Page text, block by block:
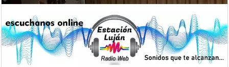
La 5° edición del festival de cine en Luján es una apuesta al arte
Agenda del Teatro Trinidad Guevara: agosto llega con una cartelera
ANMAT retiró productos tras detectar un robo que compromete su